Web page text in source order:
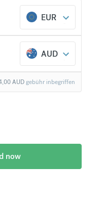
EUR
AUD
gebühr inbegriffen
AUD
verglichen
Bank
now